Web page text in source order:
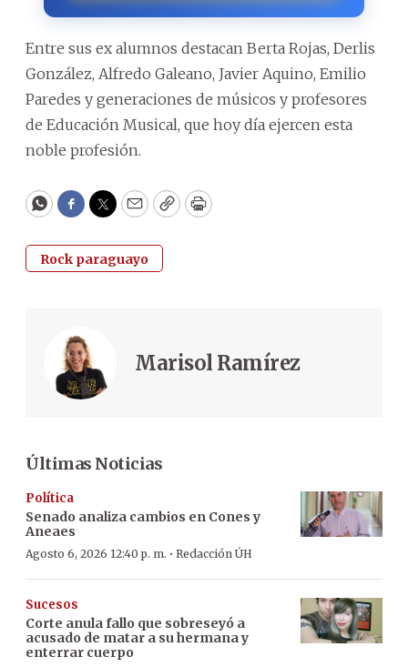
Entre sus ex alumnos destacan Berta Rojas, Derlis
González, Alfredo Galeano, Javier Aquino, Emilio
Paredes y generaciones de músicos y profesores
de Educación Musical, que hoy día ejercen esta
noble profesión.
WhatsApp
Facebook
Twitter
EmailCopyPrint
Rock paraguayo
Marisol Ramírez
Últimas Noticias
Política
Senado analiza cambios en Cones y
Aneaes
Agosto 6, 2026 12:40 p. m. · Redacción ÚH
Sucesos
Corte anula fallo que sobreseyó a
acusado de matar a su hermana y
enterrar cuerpo